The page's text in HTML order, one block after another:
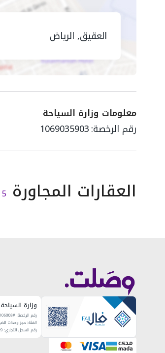
العقيق, الرياض
معلومات وزارة السياحة
رقم الرخصة:1069035903
العقارات المجاورة 5